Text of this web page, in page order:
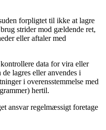
forpligtet til ikke at lagre
strider mod gældende ret,
eller aftaler med
data for vira eller
lagres eller anvendes i
i overensstemmelse med
hertil.
ansvar regelmæssigt foretage